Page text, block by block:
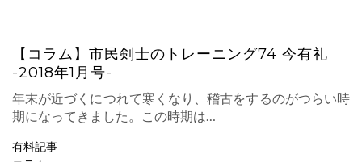
【コラム】市民剣士のトレーニング74 今有礼
-2018年1月号-
年末が近づくにつれて寒くなり、稽古をするのがつらい時
期になってきました。この時期は…
有料記事